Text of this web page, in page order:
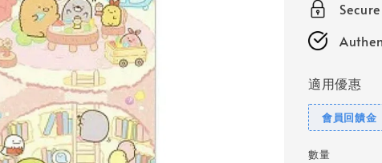
適用優惠
會員回饋金
數量